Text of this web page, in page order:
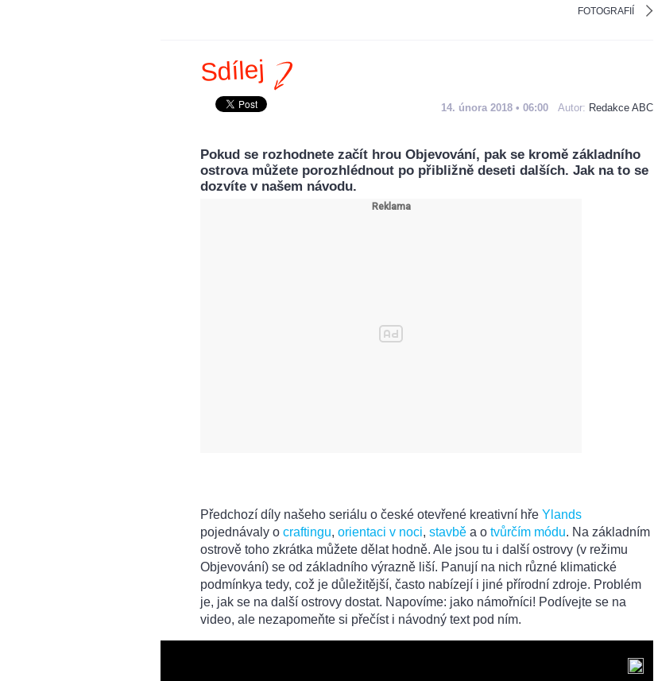
FOTOGRAFIÍ
Sdílej
14. února 2018 • 06:00 Autor: Redakce ABC
Pokud se rozhodnete začít hrou Objevování, pak se kromě základního
ostrova můžete porozhlédnout po přibližně deseti dalších. Jak na to se
dozvíte v našem návodu.
Předchozí díly našeho seriálu o české otevřené kreativní hře Ylands
pojednávaly o craftingu, orientaci v noci, stavbě a o tvůrčím módu. Na základním
ostrově toho zkrátka můžete dělat hodně. Ale jsou tu i další ostrovy (v režimu
Objevování) se od základního výrazně liší. Panují na nich různé klimatické
podmínkya tedy, což je důležitější, často nabízejí i jiné přírodní zdroje. Problém
je, jak se na další ostrovy dostat. Napovíme: jako námořníci! Podívejte se na
video, ale nezapomeňte si přečíst i návodný text pod ním.